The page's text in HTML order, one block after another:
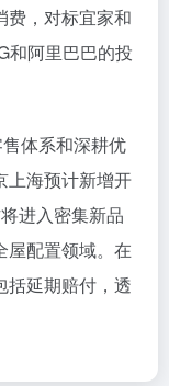
费，对标宜家和
和阿里巴巴的投
体系和深耕优
上海预计新增开
进入密集新品
屋配置领域。在
括延期赔付，透